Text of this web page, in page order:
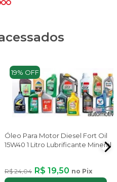
19% OFF
Óleo Para Motor Diesel Fort Oil
15W40 1 Litro Lubrificante Mineral
R$ 24,04 R$ 19,50 no Pix